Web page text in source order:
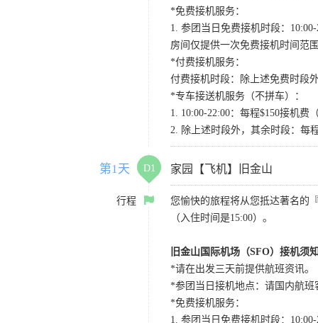
*免费接机服务：
1. 参团当日免费接机时段：
房间仅提供一次免费接机时间范
*付费接机服务：
付费接机时段：除上述免费时段
*专车接送机服务（不拼车）：
1. 10:00-22:00：每程$150接机
2. 除上述时段外，其余时段：每
第1天 D1 家园【飞机】旧金山
行程
您愉快的旅程将从您抵达著名的
（入住时间是15:00）。
旧金山国际机场（SFO）接机须
*请在出发三天前提供航班资讯。
*参团当日接机地点：请国内航班
*免费接机服务：
1. 参团当日免费接机时段：